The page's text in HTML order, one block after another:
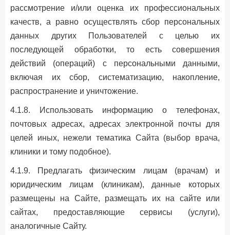
рассмотрение и/или оценка их профессиональных
качеств, а равно осуществлять сбор персональных
данных других Пользователей с целью их
последующей обработки, то есть совершения
действий (операций) с персональными данными,
включая их сбор, систематизацию, накопление,
распространение и уничтожение.
4.1.8. Использовать информацию о телефонах,
почтовых адресах, адресах электронной почты для
целей иных, нежели тематика Сайта (выбор врача,
клиники и тому подобное).
4.1.9. Предлагать физическим лицам (врачам) и
юридическим лицам (клиникам), данные которых
размещены на Сайте, размещать их на сайте или
сайтах, предоставляющие сервисы (услуги),
аналогичные Сайту.